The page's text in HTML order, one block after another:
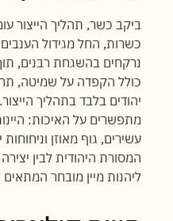
ביקב כשר, תהליך הייצור
כשרות, החל מגידול
נרקחים בהשגחת רבנים,
כולל הקפדה על שמיטה,
יהודים בלבד בתהליך
מתפשרים על האיכות:
עשירים, גוף מאוזן
המסורת היהודית לבין
ליהנות מיין מובחר המתאים